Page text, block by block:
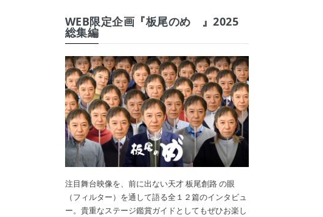
WEB限定企画『板尾のめ゙』2025
総集編
注目舞台映像を、前に出ない天才 板尾創路 の眼
（フィルター）を通して語る全１２篇のインタビュ
ー。貴重なステージ鑑賞ガイドとしてもぜひお楽し